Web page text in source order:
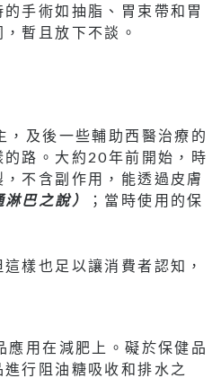
手術如抽脂、胃束帶和胃
暫且放下不談。
及後一些輔助西醫治療的
路。大約20年前開始，時
不含副作用，能透過皮膚
巴之說）
；當時使用的保
樣也足以讓消費者認知，
用在減肥上。礙於保健品
行阻油糖吸收和排水之